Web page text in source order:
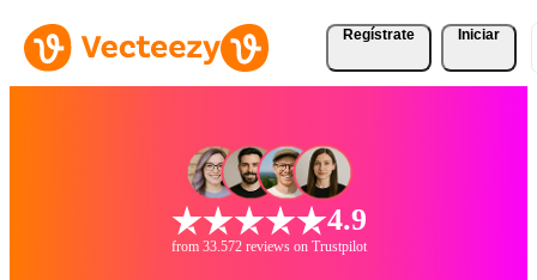
Regístrate Iniciar
4.9
from 33.572 reviews on Trustpilot